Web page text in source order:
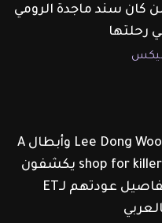
كان سند ماجدة الرومي
رحلتها
Lee Dong Wook وأبطال A
shop for killers يكشفون
تفاصيل عودتهم لـET